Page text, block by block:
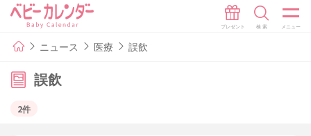
ニュース 医療 誤飲
誤飲
2件